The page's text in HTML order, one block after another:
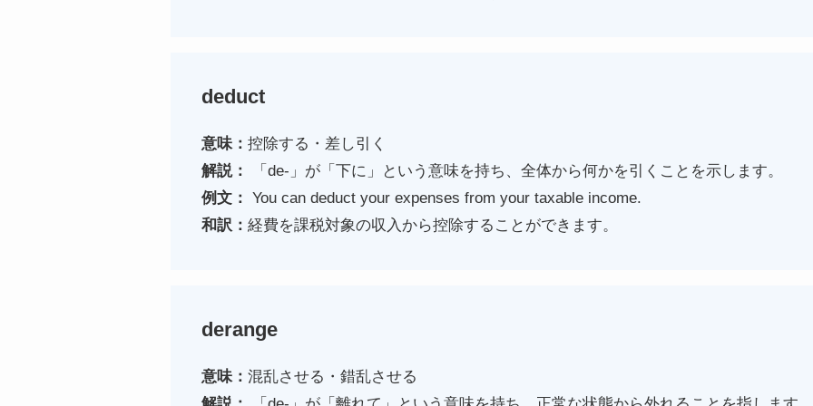
deduct
意味： 控除する・差し引く
解説：
「de-」が「下に」という意味を持ち、全体から何かを引くことを示します。
例文： You can deduct your expenses from your taxable income.
和訳： 経費を課税対象の収入から控除することができます。
derange
意味： 混乱させる・錯乱させる